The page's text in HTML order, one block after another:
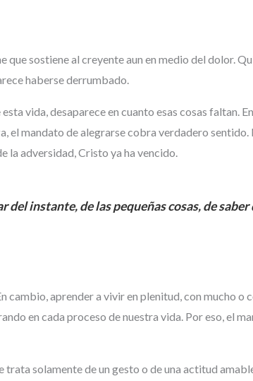
sostiene al creyente aun en medio del dolor.
haberse derrumbado.
vida, desaparece en cuanto esas cosas faltan.
el mandato de alegrarse cobra verdadero sentido.
la adversidad, Cristo ya ha vencido.
instante, de las pequeñas cosas, de saber
aprender a vivir en plenitud, con mucho o
en cada proceso de nuestra vida. Por eso, el
solamente de un gesto o de una actitud